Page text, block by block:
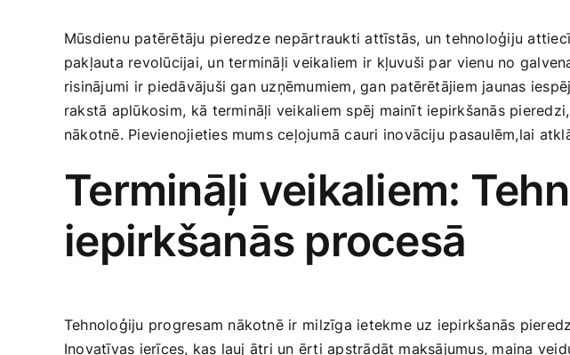
Mūsdienu patērētāju⁢ pieredze nepārtraukti attīstās,‍ un‍ tehnoloģiju
pakļauta revolūcijai, un termināļi veikaliem ir kļuvuši par ⁢vienu no‍
risinājumi ir ‌piedāvājuši gan uzņēmumiem, gan patērētājiem jaunas
rakstā aplūkosim, ⁤kā⁤ termināļi veikaliem spēj ​mainīt iepirkšanās
nākotnē. Pievienojieties mums ceļojumā cauri inovāciju⁣ pasaulēm,lai
Termināļi veikaliem:‌
‌iepirkšanās‌ procesā
Tehnoloģiju ‍progresam nākotnē ir ⁢milzīga ietekme uz iepirkšanās
Inovatīvas ierīces, kas ļauj ātri un ērti apstrādāt maksājumus, maina